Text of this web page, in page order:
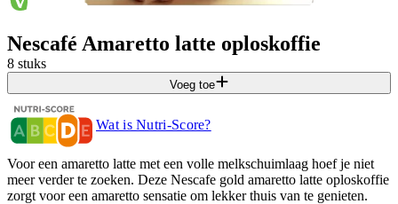
Nescafé Amaretto latte oploskoffie
8 stuks
Voeg toe
Wat is Nutri-Score?
Voor een amaretto latte met een volle melkschuimlaag hoef je niet
meer verder te zoeken. Deze Nescafe gold amaretto latte oploskoffie
zorgt voor een amaretto sensatie om lekker thuis van te genieten.